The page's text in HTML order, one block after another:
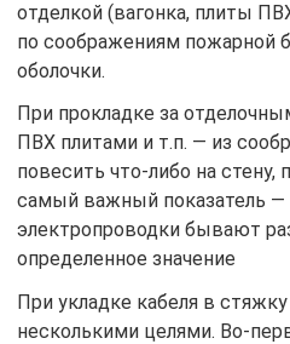
отделкой (вагонка, плиты
по соображениям пожарной
оболочки.
При прокладке за
ПВХ плитами и т.п. — из
повесить что-либо на
самый важный показатель —
электропроводки бывают
определенное значение
При укладке кабеля в
несколькими целями. Во-